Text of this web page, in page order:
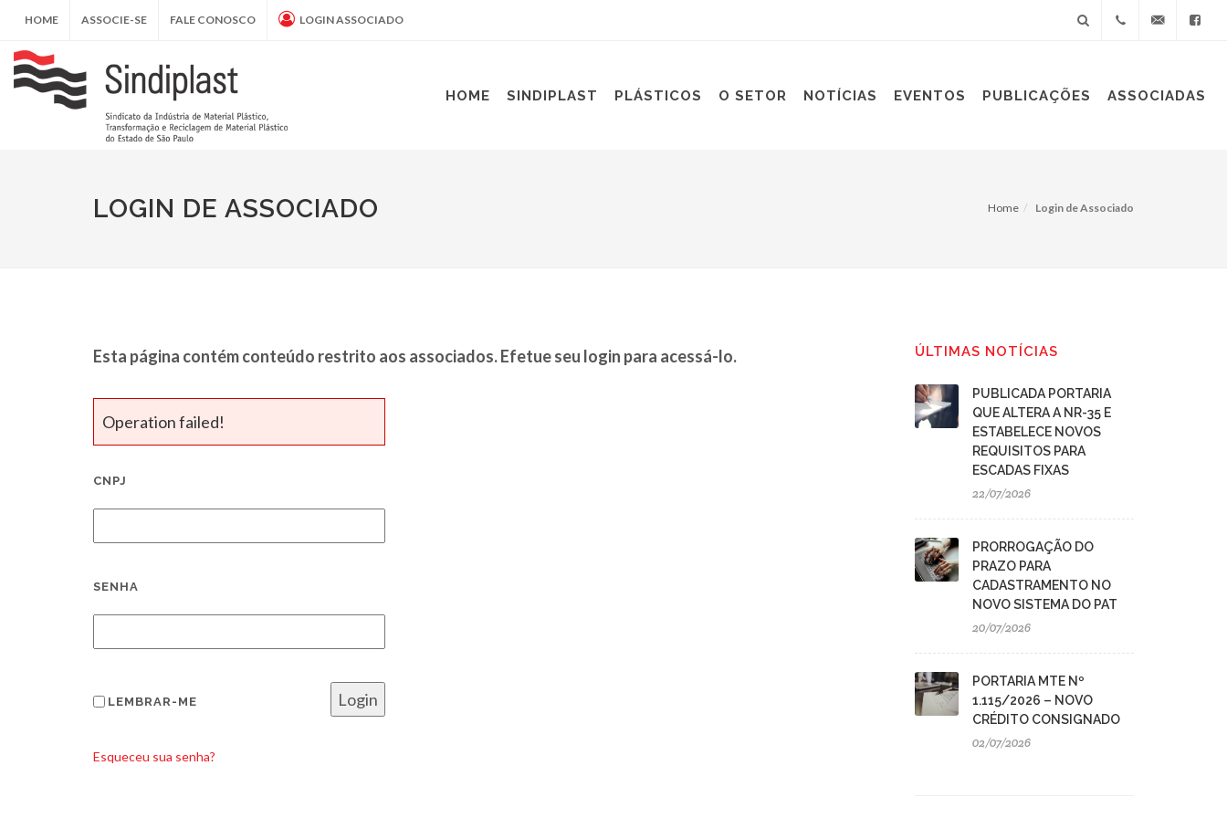
HOME ASSOCIE-SE FALE CONOSCO LOGIN ASSOCIADO
3060-
HOME SINDIPLAST PLÁSTICOS O SETOR NOTÍCIAS EVENTOS PUBLICAÇÕES ASSOCIADAS
LOGIN DE ASSOCIADO Home Login de Associado
Esta página contém conteúdo restrito aos associados. Efetue seu login para acessá-lo.
Operation failed!
CNPJ
SENHA
LEMBRAR-ME
Esqueceu sua senha?
ÚLTIMAS NOTÍCIAS
PUBLICADA PORTARIA
QUE ALTERA A NR-35 E
ESTABELECE NOVOS
REQUISITOS PARA
ESCADAS FIXAS
22/07/2026
PRORROGAÇÃO DO
PRAZO PARA
CADASTRAMENTO NO
NOVO SISTEMA DO PAT
20/07/2026
PORTARIA MTE Nº
1.115/2026 – NOVO
CRÉDITO CONSIGNADO
02/07/2026